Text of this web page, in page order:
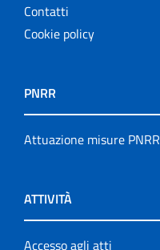
Contatti
Cookie policy
PNRR
Attuazione misure PNRR
ATTIVITÀ
Accesso agli atti